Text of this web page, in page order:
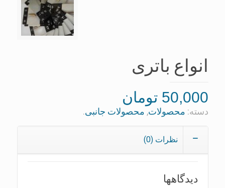
انواع باتری
50,000 تومان
دسته: محصولات, محصولات جانبی.
نظرات (0)
دیدگاهها